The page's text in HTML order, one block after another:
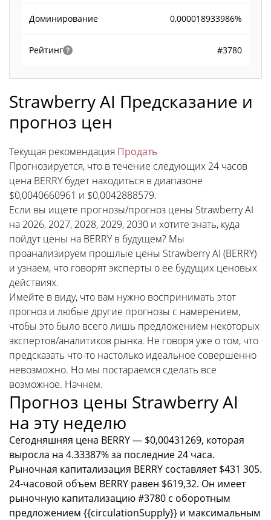
Доминирование 0,000018933986%
Рейтинг #3780
Strawberry AI Предсказание и
прогноз цен
Текущая рекомендация Продать
Прогнозируется, что в течение следующих 24 часов
цена BERRY будет находиться в диапазоне
$0,0040660961 и $0,0042888579.
Если вы ищете прогнозы/прогноз цены Strawberry AI
на 2026, 2027, 2028, 2029, 2030 и хотите знать, куда
пойдут цены на BERRY в будущем? Мы
проанализируем прошлые цены Strawberry AI (BERRY)
и узнаем, что говорят эксперты о ее будущих ценовых
действиях.
Имейте в виду, что вам нужно воспринимать этот
прогноз и любые другие прогнозы с намерением,
чтобы это было всего лишь предложением некоторых
экспертов/аналитиков рынка. Не говоря уже о том, что
предсказать что-то настолько идеальное совершенно
невозможно. Но мы постараемся сделать все
возможное. Начнем.
Прогноз цены Strawberry AI
на эту неделю
Сегодняшняя цена BERRY — $0,00431269, которая
выросла на 4.33387% за последние 24 часа.
Рыночная капитализация BERRY составляет $431 305.
24-часовой объем BERRY равен $619,32. Он имеет
рыночную капитализацию #3780 с оборотным
предложением {{circulationSupply}} и максимальным